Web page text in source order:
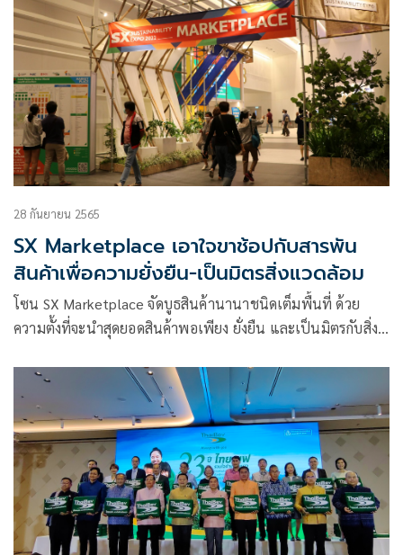
28 กันยายน 2565
SX Marketplace เอาใจขาช้อปกับสารพัน
สินค้าเพื่อความยั่งยืน-เป็นมิตรสิ่งแวดล้อม
โซน SX Marketplace จัดบูธสินค้านานาชนิดเต็มพื้นที่ ด้วย
ความตั้งที่จะนำสุดยอดสินค้าพอเพียง ยั่งยืน และเป็นมิตรกับสิ่ง